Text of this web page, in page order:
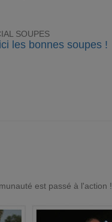
SOUPES
les bonnes soupes !
est passé à l'action !